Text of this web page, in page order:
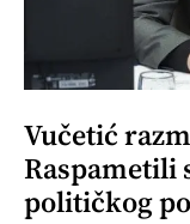
Vučetić
Raspametili
političkog